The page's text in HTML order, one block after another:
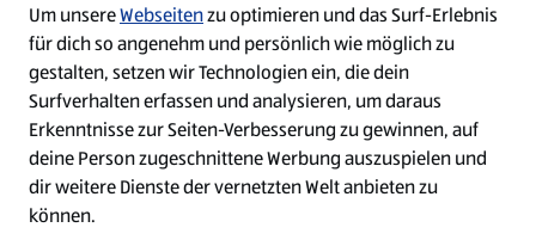
Oops!
Something went wrong. Please try refreshing
the app
Um unsereWebseitenzu optimieren und das Surf-Erlebnis
für dich so angenehm und persönlich wie möglich zu
gestalten, setzen wir Technologien ein, die dein
Surfverhalten erfassen und analysieren, um daraus
Erkenntnisse zur Seiten-Verbesserung zu gewinnen, auf
deine Person zugeschnittene Werbung auszuspielen und
dir weitere Dienste der vernetzten Welt anbieten zu
können.